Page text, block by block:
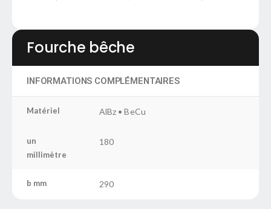
Fourche bêche
INFORMATIONS COMPLÉMENTAIRES
Matériel AlBz • BeCu
un
millimètre
180
b mm 290